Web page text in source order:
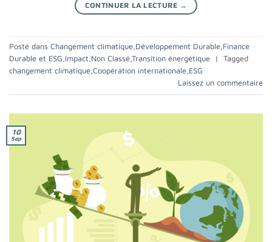
CONTINUER LA LECTURE →
Posté dans Changement climatique,Développement Durable,Finance
Durable et ESG,Impact,Non Classé,Transition énergétique |
Tagged
changement climatique,Coopération internationale,ESG
Laissez un commentaire
10
Sep